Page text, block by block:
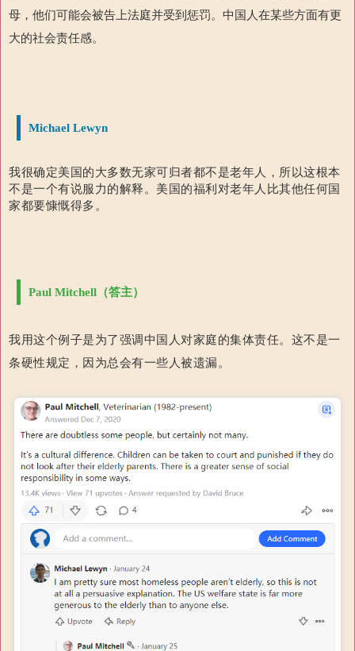
母，他们可能会被告上法庭并受到惩罚。中国人在某些方面有更
大的社会责任感。
Michael Lewyn
我很确定美国的大多数无家可归者都不是老年人，所以这根本
不是一个有说服力的解释。美国的福利对老年人比其他任何国
家都要慷慨得多。
Paul Mitchell（答主）
我用这个例子是为了强调中国人对家庭的集体责任。这不是一
条硬性规定，因为总会有一些人被遗漏。